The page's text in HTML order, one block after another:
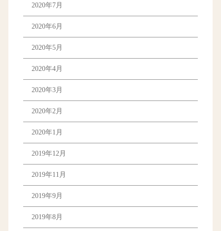
2020年7月
2020年6月
2020年5月
2020年4月
2020年3月
2020年2月
2020年1月
2019年12月
2019年11月
2019年9月
2019年8月